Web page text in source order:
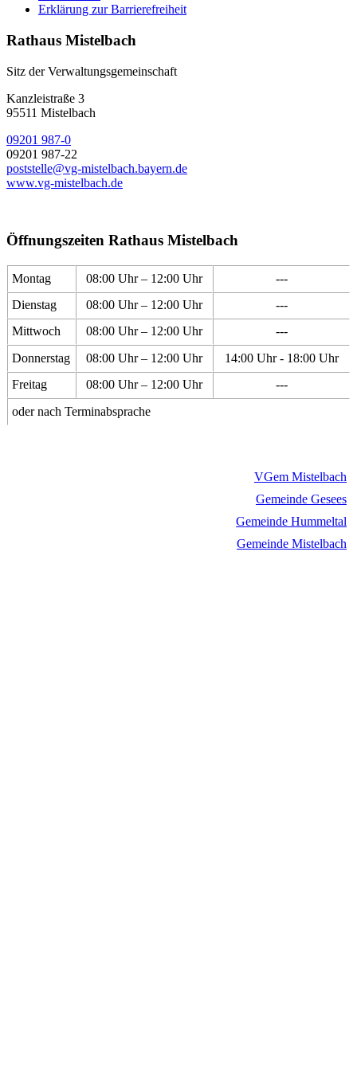
Erklärung zur Barrierefreiheit
Rathaus Mistelbach
Sitz der Verwaltungsgemeinschaft
Kanzleistraße 3
95511 Mistelbach
09201 987-0
09201 987-22
poststelle@vg-mistelbach.bayern.de
www.vg-mistelbach.de
Öffnungszeiten Rathaus Mistelbach
Montag 08:00 Uhr – 12:00 Uhr
---
Dienstag
08:00 Uhr – 12:00 Uhr
---
Mittwoch
08:00 Uhr – 12:00 Uhr
---
Donnerstag
08:00 Uhr – 12:00 Uhr
14:00 Uhr - 18:00 Uhr
Freitag
08:00 Uhr – 12:00 Uhr
---
oder nach Terminabsprache
VGem Mistelbach
Gemeinde Gesees
Gemeinde Hummeltal
Gemeinde Mistelbach